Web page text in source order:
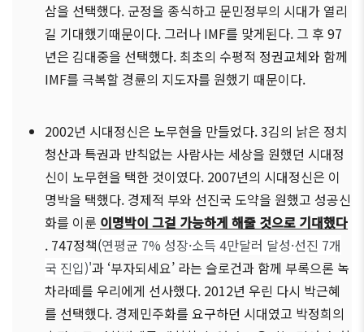
삼을 선택했다. 군정을 종식하고 문민정부의 시대가 열리
길 기대했기때문이다. 그러나 IMF를 맞게된다. 그 후 97
년은 김대중을 선택했다. 최초의 수평적 정권교체와 함께
IMF를 극복할 경륜의 지도자를 원했기 때문이다.
2002년 시대정신은 노무현을 만들었다. 3김의 낡은 정치
청산과 특권과 반칙없는 사람사는 세상을 원했던 시대정
신이 노무현을 택한 것이였다. 2007년의 시대정신은 이
명박을 택했다. 경제적 부와 선진국 도약을 원했고 성공신
화를 이룬 이명박이 그걸 가능하게 해줄 것으로 기대했다
. 747정책(연평균 7% 성장·소득 4만달러 달성·선진 7개
국 진입)'과 ‘부자되세요’ 라는 슬로건과 함께 부록으론 녹
차라떼를 우리에게 선사했다. 2012년 우린 다시 박근혜
를 선택했다. 경제민주화를 요구하던 시대였고 박정희의